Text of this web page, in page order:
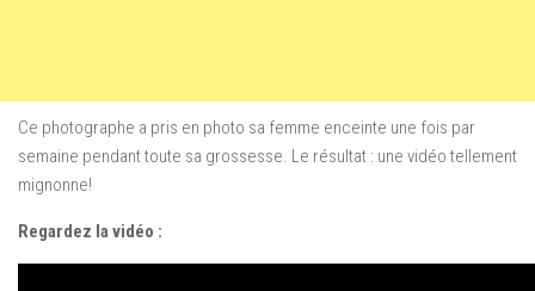
Ce photographe a pris en photo sa femme enceinte une fois par
semaine pendant toute sa grossesse. Le résultat : une vidéo tellement
mignonne!
Regardez la vidéo :